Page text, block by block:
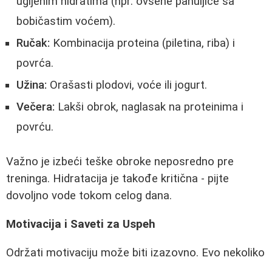
bobičastim voćem).
Ručak: Kombinacija proteina (piletina, riba) i
povrća.
Užina: Orašasti plodovi, voće ili jogurt.
Večera: Lakši obrok, naglasak na proteinima i
povrću.
Važno je izbeći teške obroke neposredno pre
treninga. Hidratacija je takođe kritična - pijte
dovoljno vode tokom celog dana.
Motivacija i Saveti za Uspeh
Održati motivaciju može biti izazovno. Evo nekoliko